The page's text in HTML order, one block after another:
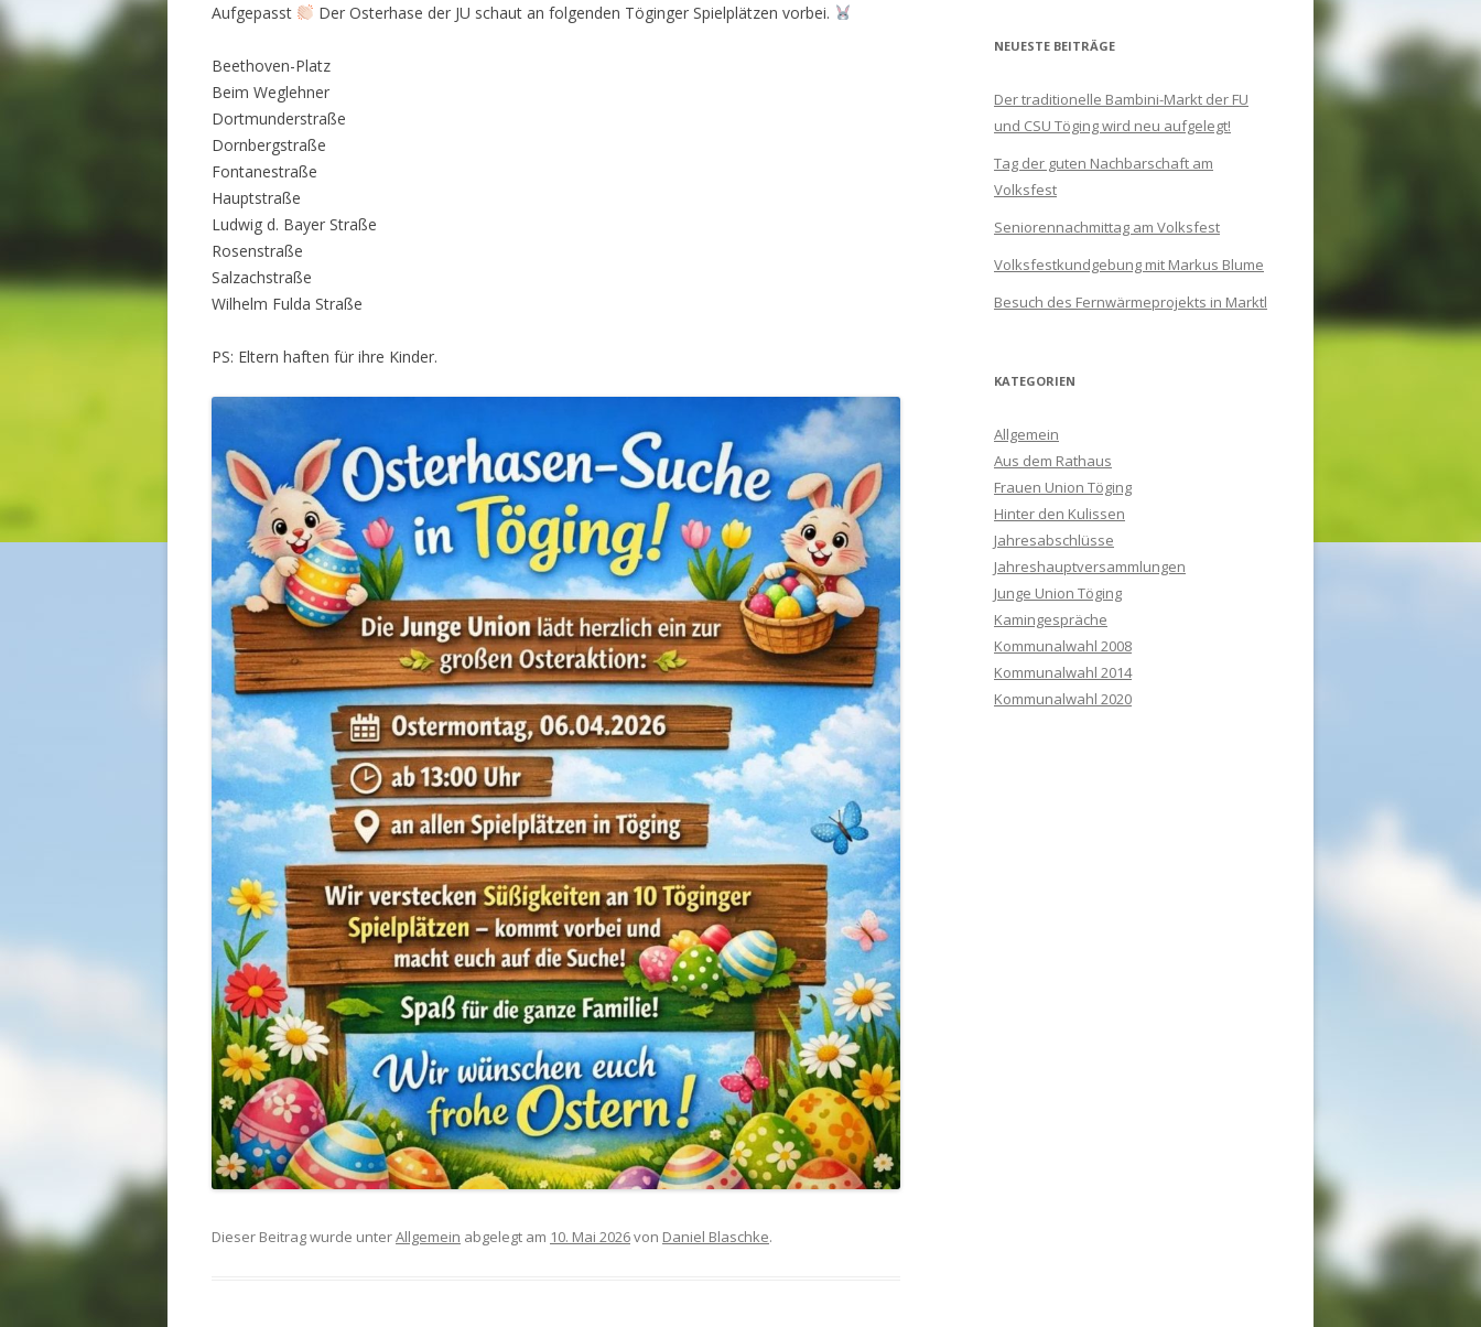
Aufgepasst Der Osterhase der JU schaut an folgenden Töginger Spielplätzen vorbei.
Beethoven-Platz
Beim Weglehner
Dortmunderstraße
Dornbergstraße
Fontanestraße
Hauptstraße
Ludwig d. Bayer Straße
Rosenstraße
Salzachstraße
Wilhelm Fulda Straße
PS: Eltern haften für ihre Kinder.
Dieser Beitrag wurde unterAllgemein abgelegt am 10. Mai 2026von Daniel Blaschke.
NEUESTE BEITRÄGE
Der traditionelle Bambini-Markt der FU
und CSU Töging wird neu aufgelegt!
Tag der guten Nachbarschaft am
Volksfest
Seniorennachmittag am Volksfest
Volksfestkundgebung mit Markus Blume
Besuch des Fernwärmeprojekts in Marktl
KATEGORIEN
Allgemein
Aus dem Rathaus
Frauen Union Töging
Hinter den Kulissen
Jahresabschlüsse
Jahreshauptversammlungen
Junge Union Töging
Kamingespräche
Kommunalwahl 2008
Kommunalwahl 2014
Kommunalwahl 2020